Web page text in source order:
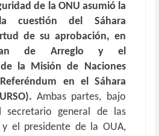
de la ONU asumió la
cuestión del Sáhara
de su aprobación, en
de Arreglo y el
la Misión de Naciones
en el Sáhara
Ambas partes, bajo
secretario general de las
y el presidente de la OUA,